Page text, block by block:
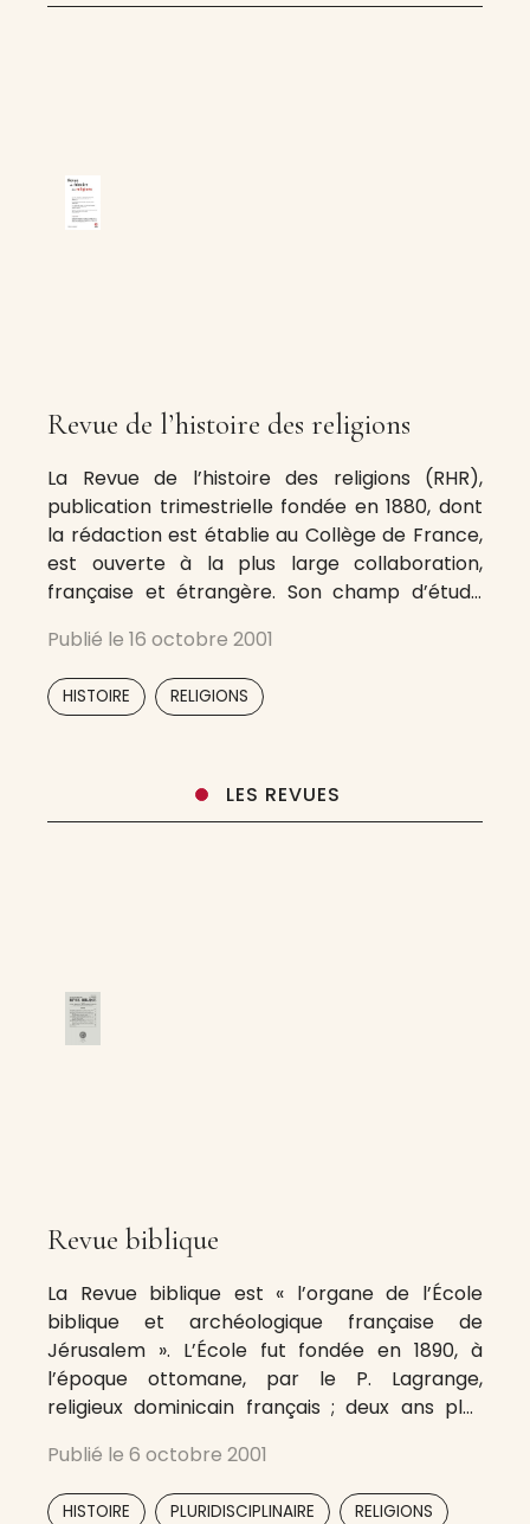
Revue de l’histoire des religions
La Revue de l’histoire des religions (RHR),
publication trimestrielle fondée en 1880, dont
la rédaction est établie au Collège de France,
est ouverte à la plus large collaboration,
française et étrangère. Son champ d’étude
discours et vécu, des origines à nos jours, sous
toutes les latitudes.
Publié le 16 octobre 2001
HISTOIRE RELIGIONS
LES REVUES
Revue biblique
La Revue biblique est « l’organe de l’École
biblique et archéologique française de
Jérusalem ». L’École fut fondée en 1890, à
l’époque ottomane, par le P. Lagrange,
religieux dominicain français ; deux ans plus
forme qu’elle a conservée jusqu’à ce jour, cent
dix ans plus tard. Elle
Publié le 6 octobre 2001
HISTOIRE PLURIDISCIPLINAIRE RELIGIONS